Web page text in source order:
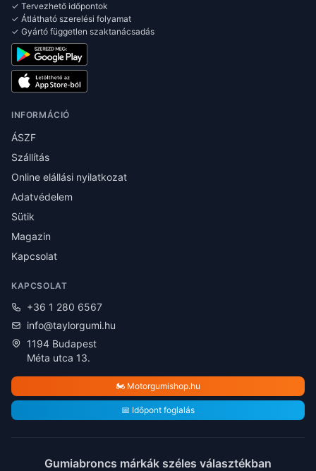
✓ Tervezhető időpontok
✓ Átlátható szerelési folyamat
✓ Gyártó független szaktanácsadás
INFORMÁCIÓ
ÁSZF
Szállítás
Online elállási nyilatkozat
Adatvédelem
Sütik
Magazin
Kapcsolat
KAPCSOLAT
+36 1 280 6567
info@taylorgumi.hu
1194 Budapest
Méta utca 13.
🏍️ Motorgumishop.hu
📅 Időpont foglalás
Gumiabroncs márkák széles választékban